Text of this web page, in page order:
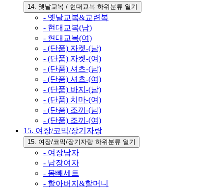
14. 옛날교복 / 현대교복 하위분류 열기
- 옛날교복&교련복
- 현대교복(남)
- 현대교복(여)
- (단품) 자켓-(남)
- (단품) 자켓-(여)
- (단품) 셔츠-(남)
- (단품) 셔츠-(여)
- (단품) 바지-(남)
- (단품) 치마-(여)
- (단품) 조끼-(남)
- (단품) 조끼-(여)
15. 여장/코믹/장기자랑
15. 여장/코믹/장기자랑 하위분류 열기
- 여장남자
- 남장여자
- 몸빼세트
- 할아버지&할머니